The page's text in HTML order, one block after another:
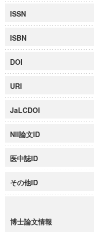
ISSN
ISBN
DOI
URI
JaLCDOI
NII論文ID
医中誌ID
その他ID
博士論文情報